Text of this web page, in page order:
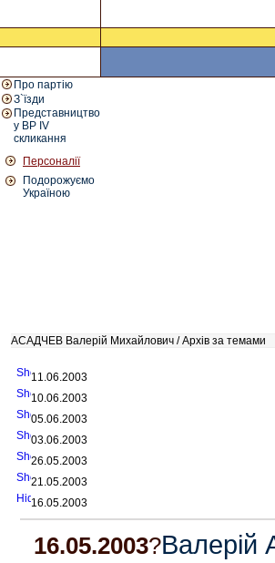
Про партію
З`їзди
Представництво
у ВР IV
скликання
Персоналії
Подорожуємо
Україною
АСАДЧЕВ Валерій Михайлович / Архів за темами
11.06.2003
10.06.2003
05.06.2003
03.06.2003
26.05.2003
21.05.2003
16.05.2003
16.05.2003?Валерій